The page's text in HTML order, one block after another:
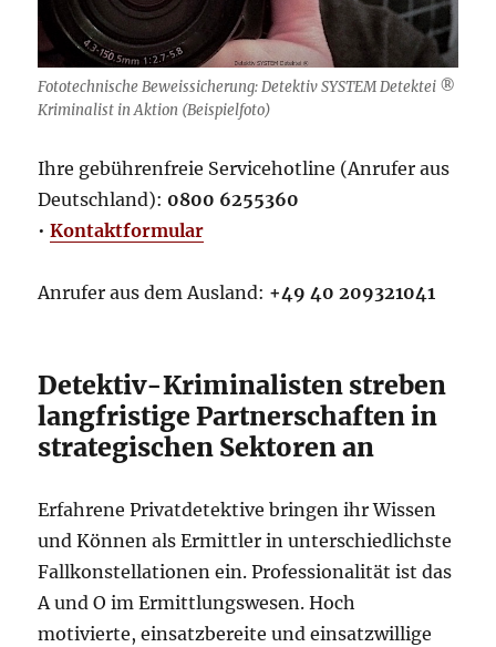
Fototechnische Beweissicherung: Detektiv SYSTEM Detektei ®
Kriminalist in Aktion (Beispielfoto)
Ihre gebührenfreie Servicehotline (Anrufer aus
Deutschland): 0800 6255360
•Kontaktformular
Anrufer aus dem Ausland: +49 40 209321041
Detektiv-Kriminalisten streben
langfristige Partnerschaften in
strategischen Sektoren an
Erfahrene Privatdetektive bringen ihr Wissen
und Können als Ermittler in unterschiedlichste
Fallkonstellationen ein. Professionalität ist das
A und O im Ermittlungswesen. Hoch
motivierte, einsatzbereite und einsatzwillige